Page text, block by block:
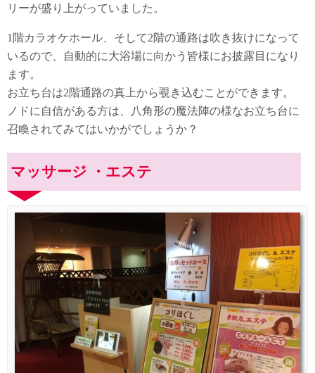
リーが盛り上がっていました。
1階カラオケホール、そして2階の通路は吹き抜けになって
いるので、自動的に大浴場に向かう皆様にお披露目になり
ます。
お立ち台は2階通路の真上から覗き込むことができます。
ノドに自信がある方は、八角形の魔法陣の様なお立ち台に
召喚されてみてはいかがでしょうか？
マッサージ ・エステ